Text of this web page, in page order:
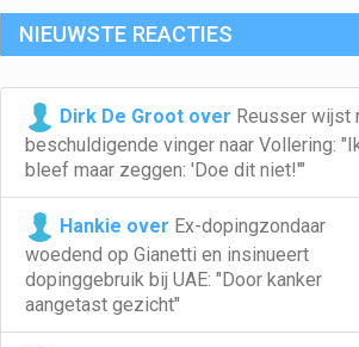
NIEUWSTE REACTIES
Dirk De Groot over Reusser wijst
beschuldigende vinger naar Vollering:
bleef maar zeggen: 'Doe dit niet!'"
Hankie over Ex-dopingzondaar
woedend op Gianetti en insinueert
dopinggebruik bij UAE: "Door kanker
aangetast gezicht"